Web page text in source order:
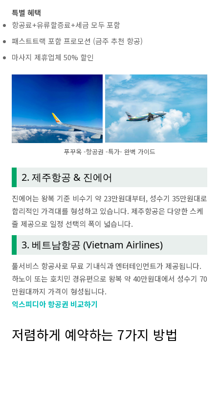
특별 혜택
항공료+유류할증료+세금 모두 포함
패스트트랙 포함 프로모션 (금주 추천 항공)
마사지 제휴업체 50% 할인
푸꾸옥 -항공권 -특가- 완벽 가이드
2. 제주항공 & 진에어
진에어는 왕복 기준 비수기 약 23만원대부터, 성수기 35만원대로
합리적인 가격대를 형성하고 있습니다. 제주항공은 다양한 스케
줄 제공으로 일정 선택의 폭이 넓습니다.
3. 베트남항공 (Vietnam Airlines)
풀서비스 항공사로 무료 기내식과 엔터테인먼트가 제공됩니다.
하노이 또는 호치민 경유편으로 왕복 약 40만원대에서 성수기 70
만원대까지 가격이 형성됩니다.
익스피디아 항공권 비교하기
저렴하게 예약하는 7가지 방법